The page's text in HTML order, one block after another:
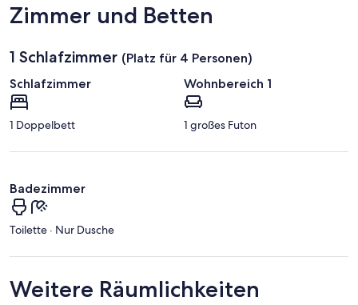
Zimmer und Betten
1 Schlafzimmer (Platz für 4 Personen)
Schlafzimmer
1 Doppelbett
Wohnbereich 1
1 großes Futon
Badezimmer
Toilette · Nur Dusche
Weitere Räumlichkeiten